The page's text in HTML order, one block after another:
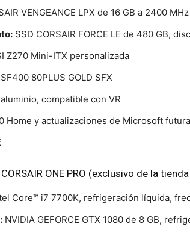
VENGEANCE LPX de 16 GB a 2400 MHz
SSD CORSAIR FORCE LE de 480 GB,
Z270 Mini-ITX personalizada
80PLUS GOLD SFX
compatible con VR
Home y actualizaciones de Microsoft
ONE PRO (exclusivo de la
Core™ i7 7700K, refrigeración líquida,
NVIDIA GEFORCE GTX 1080 de 8 GB,